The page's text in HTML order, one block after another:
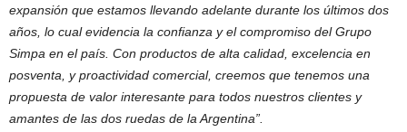
expansión que estamos llevando adelante durante los últimos dos
años, lo cual evidencia la confianza y el compromiso del Grupo
Simpa en el país. Con productos de alta calidad, excelencia en
posventa, y proactividad comercial, creemos que tenemos una
propuesta de valor interesante para todos nuestros clientes y
amantes de las dos ruedas de la Argentina”.